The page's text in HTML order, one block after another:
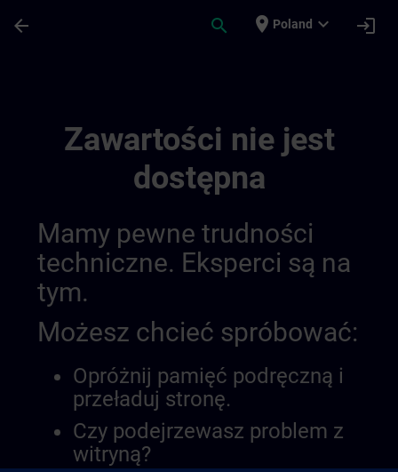
arrow_back search place Poland expand_more login
Zawartości nie jest
dostępna
Mamy pewne trudności
techniczne. Eksperci są na
tym.
Możesz chcieć spróbować:
Opróżnij pamięć podręczną i
przeładuj stronę.
Czy podejrzewasz problem z
witryną?